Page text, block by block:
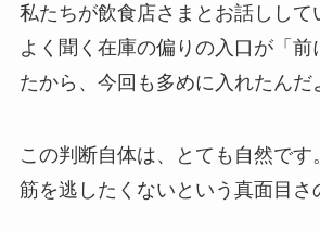
私たちが飲食店さまとお話しして
よく聞く在庫の偏りの入口が「前
たから、今回も多めに入れたんだ
この判断自体は、とても自然です
筋を逃したくないという真面目さ